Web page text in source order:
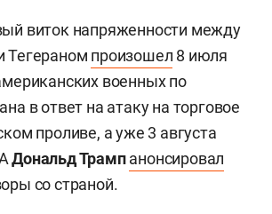
виток напряженности между
Тегераном произошел 8 июля
военных по
в ответ на атаку на торговое
проливе, а уже 3 августа
Дональд Трамп анонсировал
со страной.